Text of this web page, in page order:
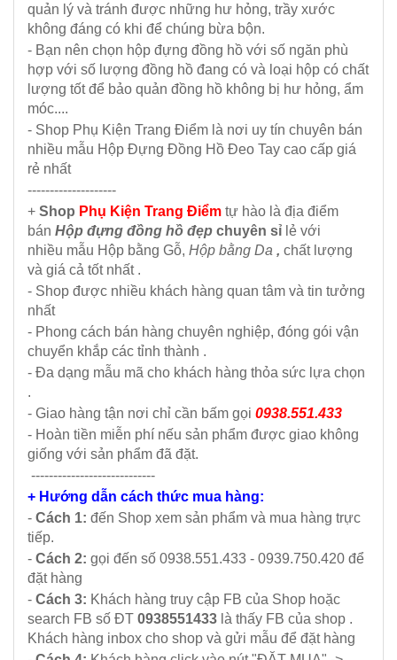
quản lý và tránh được những hư hỏng, trầy xước
không đáng có khi để chúng bừa bộn.
- Bạn nên chọn hộp đựng đồng hồ với số ngăn phù
hợp với số lượng đồng hồ đang có và loại hộp có chất
lượng tốt để bảo quản đồng hồ không bị hư hỏng, ẩm
móc....
- Shop Phụ Kiện Trang Điểm là nơi uy tín chuyên bán
nhiều mẫu Hộp Đựng Đồng Hồ Đeo Tay cao cấp giá
rẻ nhất
--------------------
+ Shop Phụ Kiện Trang Điểm tự hào là địa điểm
bán Hộp đựng đồng hồ đẹp chuyên sỉ lẻ với
nhiều mẫu Hộp bằng Gỗ, Hộp bằng Da , chất lượng
và giá cả tốt nhất .
- Shop được nhiều khách hàng quan tâm và tin tưởng
nhất
- Phong cách bán hàng chuyên nghiệp, đóng gói vận
chuyển khắp các tỉnh thành .
- Đa dạng mẫu mã cho khách hàng thỏa sức lựa chọn
.
- Giao hàng tận nơi chỉ cần bấm gọi 0938.551.433
- Hoàn tiền miễn phí nếu sản phẩm được giao không
giống với sản phẩm đã đặt.
----------------------------
+ Hướng dẫn cách thức mua hàng:
- Cách 1: đến Shop xem sản phẩm và mua hàng trực
tiếp.
- Cách 2: gọi đến số 0938.551.433 - 0939.750.420 để
đặt hàng
- Cách 3: Khách hàng truy cập FB của Shop hoặc
search FB số ĐT 0938551433 là thấy FB của shop .
Khách hàng inbox cho shop và gửi mẫu để đặt hàng